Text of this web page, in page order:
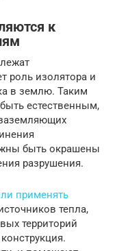
к
роль изолятора и
в землю. Таким
естественным,
быть окрашены
разрушения.
применять
тепла,
территорий